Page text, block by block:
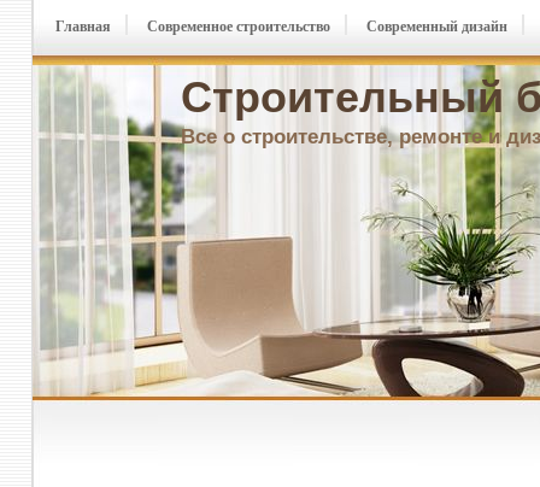
Строительный
Все о строительстве, ремонте и
Главная Современное строительство Современный дизайн